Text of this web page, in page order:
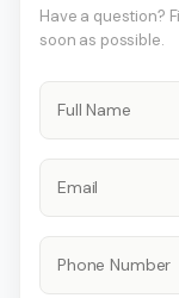
Have a question?
soon as possible.